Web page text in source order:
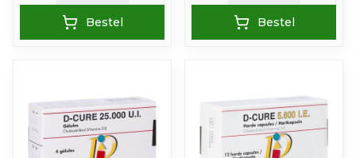
Bestel Bestel